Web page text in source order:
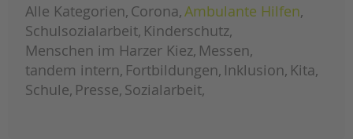
weiterlesen herausforderungen
und
chancen
für
schulsozialarbeit
Alle Kategorien Corona Ambulante Hilfen
Schulsozialarbeit Kinderschutz
Menschen im Harzer Kiez Messen
tandem intern Fortbildungen Inklusion Kita
Schule Presse Sozialarbeit